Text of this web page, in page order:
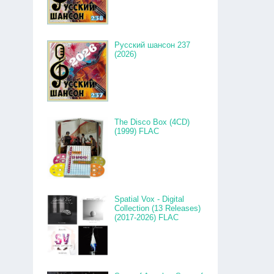
Русский шансон 237
(2026)
The Disco Box (4CD)
(1999) FLAC
Spatial Vox - Digital
Collection (13 Releases)
(2017-2026) FLAC